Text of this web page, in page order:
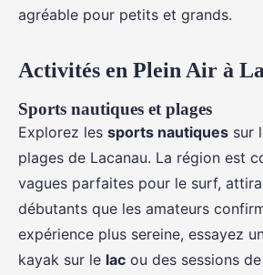
agréable pour petits et grands.
Activités en Plein Air à
Sports nautiques et plages
Explorez les sports nautiques sur
plages de Lacanau. La région est
vagues parfaites pour le surf,
débutants que les amateurs
expérience plus sereine, essayez
kayak sur le lac ou des sessions